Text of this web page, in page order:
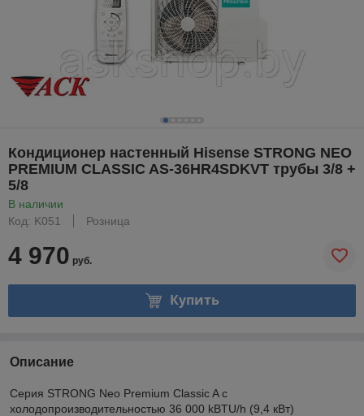
Кондиционер настенный Hisense STRONG NEO
PREMIUM CLASSIC AS-36HR4SDKVT трубы 3/8 +
5/8
В наличии
Код: K051
Розница
4 970 руб.
Купить
Описание
Серия STRONG Neo Premium Classic A с
холодопроизводительностью 36 000 kBTU/h (9,4 кВт)